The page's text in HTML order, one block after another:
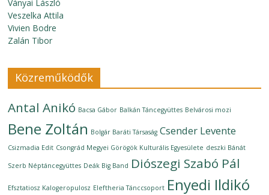
Ványai László
Veszelka Attila
Vivien Bodre
Zalán Tibor
Közreműködők
Antal Anikó Bacsa Gábor Balkán Táncegyüttes Belvárosi mozi
Bene Zoltán Bolgár Baráti Társaság Csender Levente
Csizmadia Edit Csongrád Megyei Görögök Kulturális Egyesülete deszki Bánát
Szerb Néptáncegyüttes Deák Big Band Diószegi Szabó Pál
Efsztatiosz Kalogeropulosz Eleftheria Tánccsoport Enyedi Ildikó